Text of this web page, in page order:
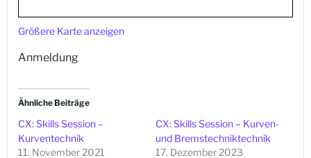
Größere Karte anzeigen
Anmeldung
Ähnliche Beiträge
CX: Skills Session –
Kurventechnik
11. November 2021
CX: Skills Session – Kurven-
und Bremstechniktechnik
17. Dezember 2023